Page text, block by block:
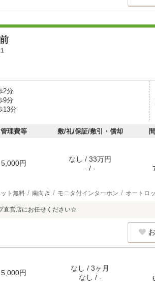
2分
9分
13分
管理費等 敷/礼/保証/敷引・償却
5,000円
なし / 33万円
- / -
ト無料 南向き モニタ付インターホン オートロ
直営店にお任せください☆
5,000円
なし / 3ヶ月
なし / -